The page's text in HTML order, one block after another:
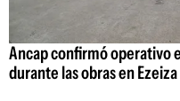
Ancap confirmó operativo
durante las obras en Ezeiza